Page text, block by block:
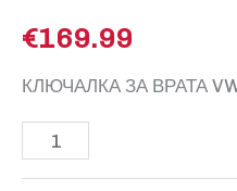
€169.99
КЛЮЧАЛКА ЗА ВРАТА
количество